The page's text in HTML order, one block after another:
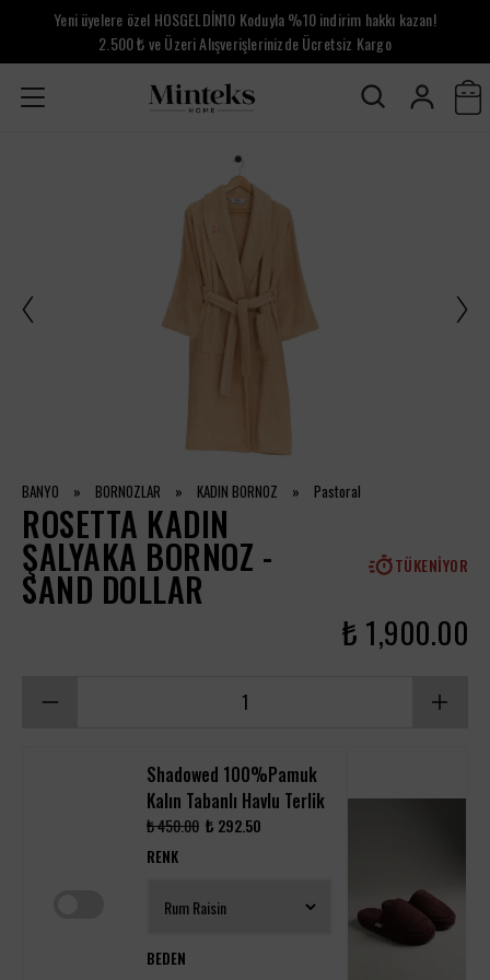
Yeni üyelere özel HOSGELDİN10 Koduyla %10 indirim hakkı kazan!
2.500 ₺ ve Üzeri Alışverişlerinizde Ücretsiz Kargo
BANYO » BORNOZLAR » KADIN BORNOZ » Pastoral
ROSETTA KADIN
ŞALYAKA BORNOZ -
SAND DOLLAR TÜKENIYOR
₺ 1,900.00
Shadowed 100%Pamuk
Kalın Tabanlı Havlu Terlik
₺ 450.00 ₺ 292.50
RENK
BEDEN